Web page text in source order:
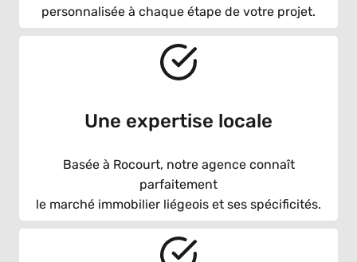
personnalisée à chaque étape de votre projet.
Une expertise locale
Basée à Rocourt, notre agence connaît
parfaitement
le marché immobilier liégeois et ses spécificités.